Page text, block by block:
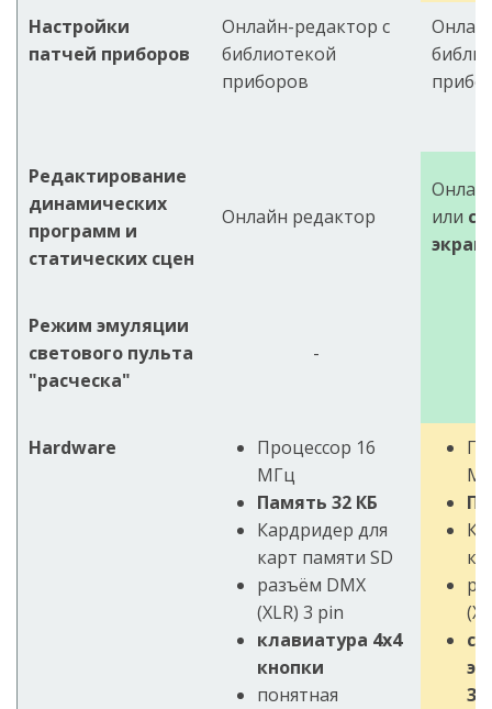
Настройки
патчей приборов
Онлайн-редактор с
библиотекой
приборов
Редактирование
динамических
программ и
статических сцен
Онлайн редактор
или
экран
Режим эмуляции
светового пульта
"расческа"
-
Hardware
Процессор 16
МГц
Память 32 КБ
Кардридер для
карт памяти SD
разъём DMX
(XLR) 3 pin
клавиатура 4x4
кнопки
понятная